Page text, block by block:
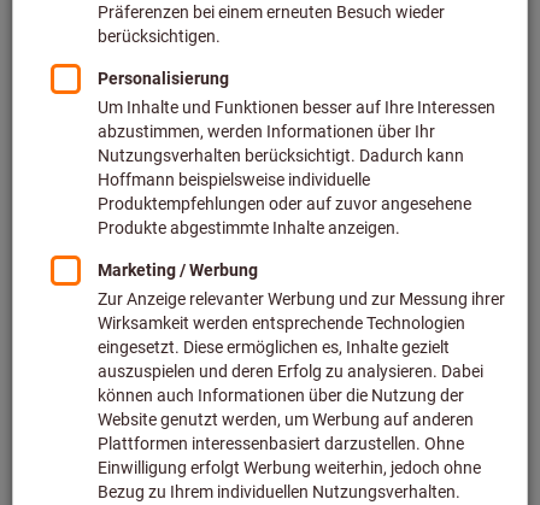
Preis pro 1 Stück
zzgl. Versandkosten
Individuelle Preisanzeige für Geschäftskunden nach
Anmeldung.
Menge
In den Warenkorb
Sofort lieferbar
Artikel merken Artikel teilen